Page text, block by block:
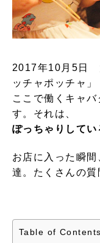
2017年10月5日
ッチャポッチャ」
ここで働くキャ
す。それは、
ぽっちゃりしてい
お店に入った瞬
達。たくさんの質
Table of Contents